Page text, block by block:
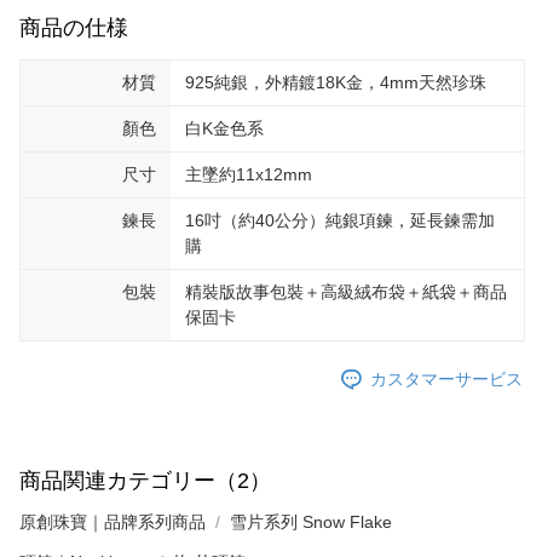
商品の仕様
材質 925純銀，外精鍍18K金，4mm天然珍珠
顏色 白K金色系
尺寸 主墜約11x12mm
鍊長
16吋（約40公分）純銀項鍊，延長鍊需加
購
包裝
精裝版故事包裝＋高級絨布袋＋紙袋＋商品
保固卡
カスタマーサービス
商品関連カテゴリー（2）
原創珠寶｜品牌系列商品 雪片系列 Snow Flake